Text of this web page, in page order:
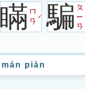
瞞ㄇ
ㄢ
ˊ 騙ㄆ
ㄧ
ㄢ
mán piàn